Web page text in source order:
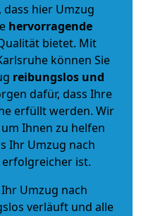
dass hier Umzug
hervorragende
bietet. Mit
können Sie
reibungslos und
dafür, dass Ihre
erfüllt werden. Wir
Ihnen zu helfen
Ihr Umzug nach
erfolgreicher ist.
Umzug nach
verläuft und alle